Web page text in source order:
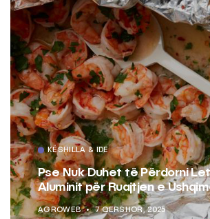
KËSHILLA & IDE
Pse Nuk Duhet të Përdorni
Aluminit për Ruajtjen e
AGROWEB 7 QERSHOR, 2025